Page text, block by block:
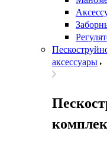
аксессуары